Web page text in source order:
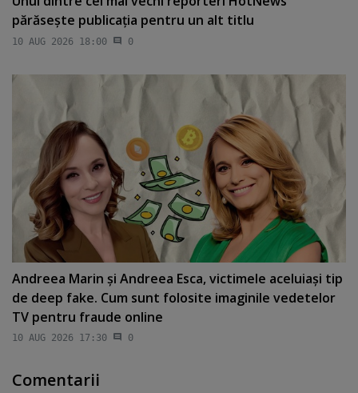
părăseşte publicaţia pentru un alt titlu
10 AUG 2026 18:00 0
Andreea Marin şi Andreea Esca, victimele aceluiaşi tip
de deep fake. Cum sunt folosite imaginile vedetelor
TV pentru fraude online
10 AUG 2026 17:30 0
Comentarii